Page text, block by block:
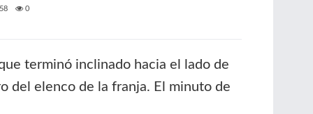
0
terminó inclinado hacia el lado de
del elenco de la franja. El minuto de